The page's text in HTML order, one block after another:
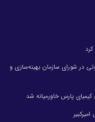
در شورای سازمان بهینه‌سازی و
پارس خاورمیانه شد